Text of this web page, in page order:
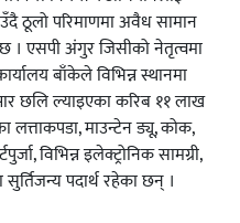
ठूलो परिमाणमा अवैध सामान
। एसपी अंगुर जिसीको नेतृत्वमा
बाँकेले विभिन्न स्थानमा
छलि ल्याइएका करिब ११ लाख
लत्ताकपडा, माउन्टेन ड्यू, कोक,
विभिन्न इलेक्ट्रोनिक सामग्री,
पदार्थ रहेका छन् ।